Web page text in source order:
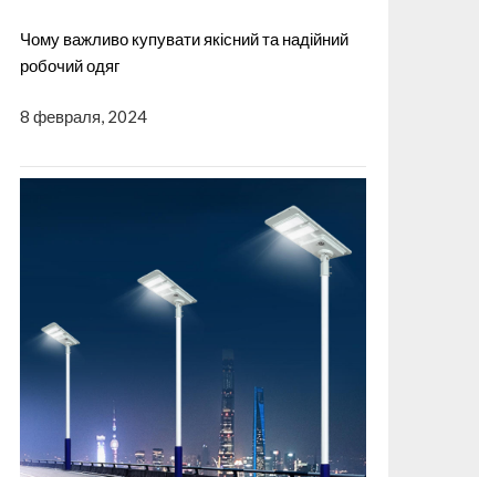
Чому важливо купувати якісний та надійний
робочий одяг
8 февраля, 2024